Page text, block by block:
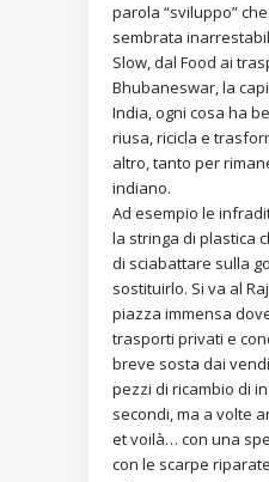
parola “sviluppo”
sembrata
Slow, dal Food ai
Bhubaneswar, la
India, ogni cosa ha
riusa, ricicla e
altro, tanto per
indiano.
Ad esempio le
la stringa di plastica
di sciabattare sulla
sostituirlo. Si va al
piazza immensa
trasporti privati e
breve sosta dai
pezzi di ricambio di
secondi, ma a volte
et voilà… con una
con le scarpe